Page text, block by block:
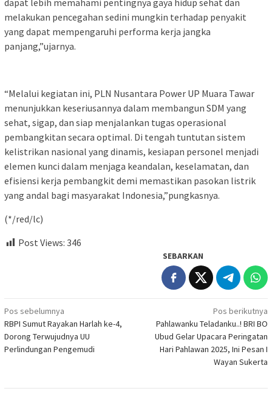
melakukan pencegahan sedini mungkin terhadap penyakit
yang dapat mempengaruhi performa kerja jangka
panjang,”ujarnya.
“Melalui kegiatan ini, PLN Nusantara Power UP Muara Tawar
menunjukkan keseriusannya dalam membangun SDM yang
sehat, sigap, dan siap menjalankan tugas operasional
pembangkitan secara optimal. Di tengah tuntutan sistem
kelistrikan nasional yang dinamis, kesiapan personel menjadi
elemen kunci dalam menjaga keandalan, keselamatan, dan
efisiensi kerja pembangkit demi memastikan pasokan listrik
yang andal bagi masyarakat Indonesia,”pungkasnya.
(*/red/lc)
Post Views: 346
SEBARKAN
Navigasi
pos
Pos sebelumnya
RBPI Sumut Rayakan Harlah ke-4,
Dorong Terwujudnya UU
Perlindungan Pengemudi
Pos berikutnya
Pahlawanku Teladanku..! BRI BO
Ubud Gelar Upacara Peringatan
Hari Pahlawan 2025, Ini Pesan I
Wayan Sukerta